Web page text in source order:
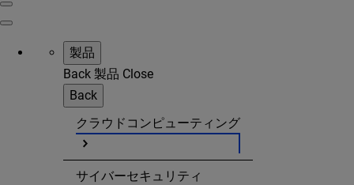
製品
Back 製品 Close
Back
クラウドコンピューティング
サイバーセキュリティ